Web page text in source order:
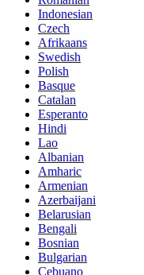
Indonesian
Czech
Afrikaans
Swedish
Polish
Basque
Catalan
Esperanto
Hindi
Lao
Albanian
Amharic
Armenian
Azerbaijani
Belarusian
Bengali
Bosnian
Bulgarian
Cebuano